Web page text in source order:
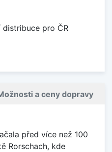
pro ČR
a ceny dopravy
před více než 100
Rorschach, kde